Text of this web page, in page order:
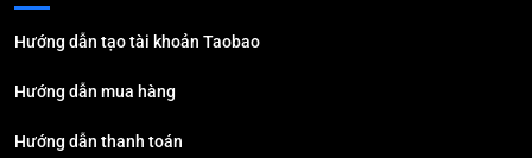
Hướng dẫn tạo tài khoản Taobao
Hướng dẫn mua hàng
Hướng dẫn thanh toán